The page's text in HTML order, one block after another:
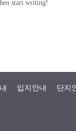
start writing!
입지안내 단지